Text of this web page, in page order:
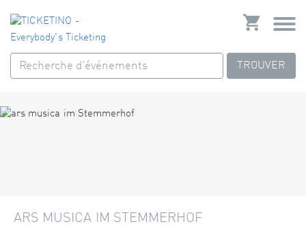
TROUVER
ARS MUSICA IM STEMMERHOF